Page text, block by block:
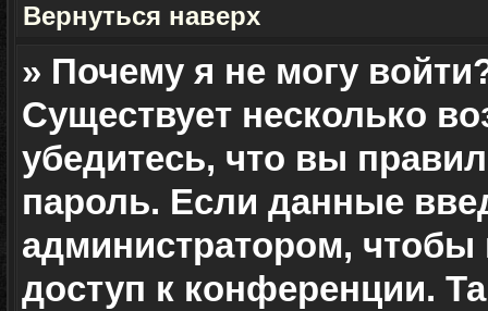
Вернуться наверх
» Почему я не могу
Существует несколько
убедитесь, что вы
пароль. Если данные
администратором,
доступ к конференции.